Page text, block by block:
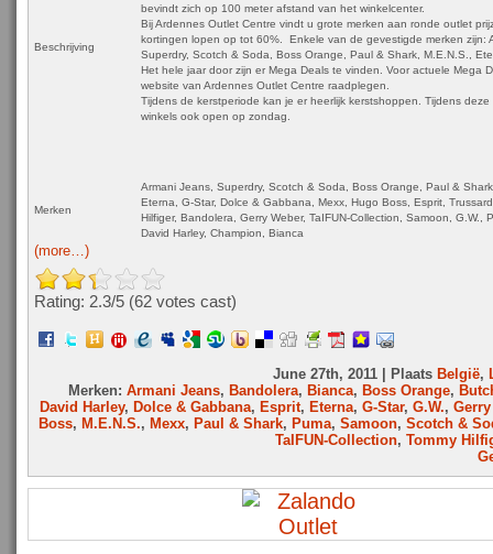
Beschrijving
bevindt zich op 100 meter afstand van het winkelcenter.
Bij Ardennes Outlet Centre vindt u grote merken aan ronde outlet
kortingen lopen op tot 60%. Enkele van de gevestigde merken zijn:
Superdry, Scotch & Soda, Boss Orange, Paul & Shark, M.E.N.S.,
Het hele jaar door zijn er Mega Deals te vinden. Voor actuele Mega
website van Ardennes Outlet Centre raadplegen.
Tijdens de kerstperiode kan je er heerlijk kerstshoppen. Tijdens
winkels ook open op zondag.
Merken
Armani Jeans, Superdry, Scotch & Soda, Boss Orange, Paul &
Eterna, G-Star, Dolce & Gabbana, Mexx, Hugo Boss, Esprit,
Hilfiger, Bandolera, Gerry Weber, TaIFUN-Collection, Samoon, G.W.,
David Harley, Champion, Bianca
(more…)
Rating: 2.3/5 (62 votes cast)
June 27th, 2011 | Plaats België,
Merken: Armani Jeans, Bandolera, Bianca, Boss Orange,
David Harley, Dolce & Gabbana, Esprit, Eterna, G-Star, G.W.,
Boss, M.E.N.S., Mexx, Paul & Shark, Puma, Samoon, Scotch &
TaIFUN-Collection, Tommy